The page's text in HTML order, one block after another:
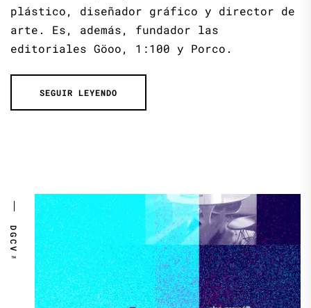
plástico, diseñador gráfico y director de
arte. Es, además, fundador las
editoriales Göoo, 1:100 y Porco.
SEGUIR LEYENDO
DGCV™